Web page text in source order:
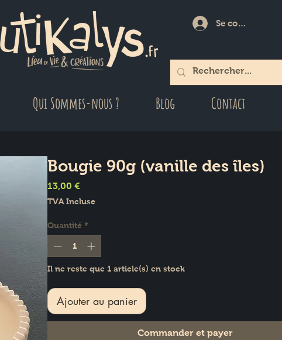
Se connecter
Qui Sommes-nous ? Blog Contact
Bougie 90g (vanille des îles)
13,00 €
TVA Incluse
Quantité *
Il ne reste que 1 article(s) en stock
Ajouter au panier
Commander et payer